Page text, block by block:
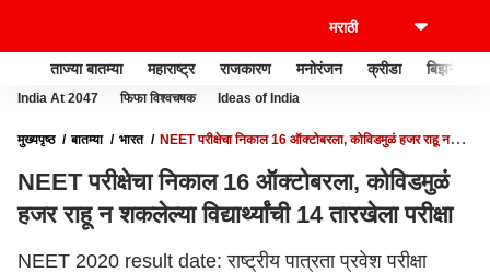
ताज्या बातम्या महाराष्ट्र राजकारण मनोरंजन क्रीडा बिझनेस
India At 2047 फिफा विश्वचषक Ideas of India
मुख्यपृष्ठ बातम्या भारत
NEET परीक्षेचा निकाल 16 ऑक्टोबरला, कोविडमुळं हजर राहू न
NEET परीक्षेचा निकाल 16 ऑक्टोबरला, कोविडमुळं
हजर राहू न शकलेल्या विद्यार्थ्यांची 14 तारखेला परीक्षा
NEET 2020 result date: राष्ट्रीय पात्रता प्रवेश परीक्षा